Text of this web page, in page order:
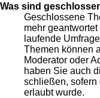
Was sind
Geschlossene
mehr
laufende
Themen können
Moderator oder
haben Sie auch
schließen, sofern
erlaubt wurde.